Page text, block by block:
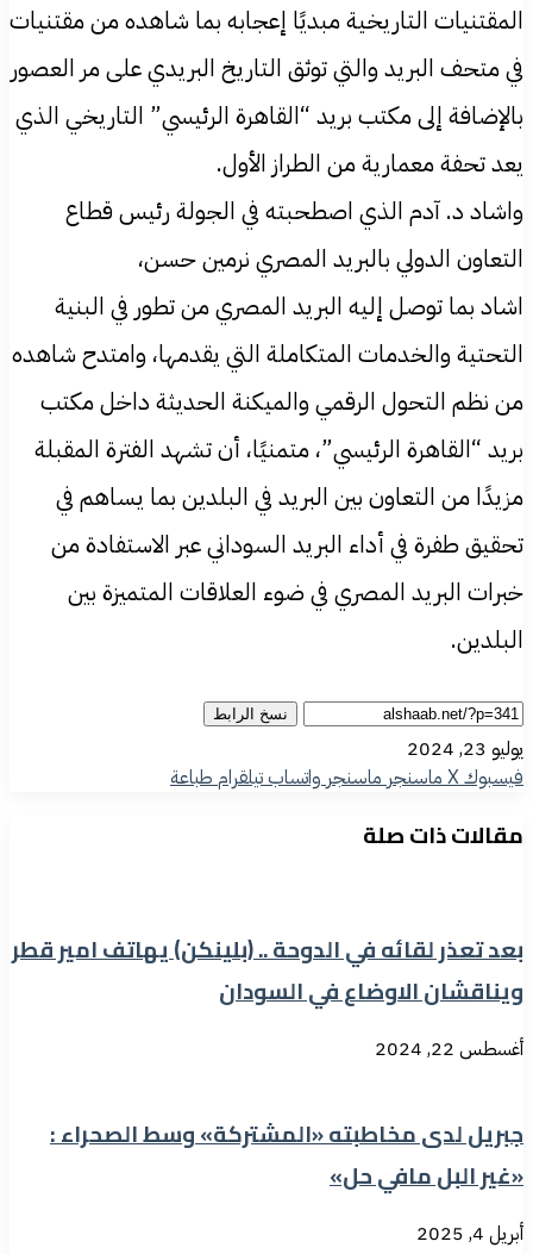
المقتنيات التاريخية مبديًا إعجابه بما شاهده من مقتنيات
في متحف البريد والتي توثق التاريخ البريدي على مر العصور
بالإضافة إلى مكتب بريد “القاهرة الرئيسي” التاريخي الذي
يعد تحفة معمارية من الطراز الأول.
واشاد د. آدم الذي اصطحبته في الجولة رئيس قطاع
التعاون الدولي بالبريد المصري نرمين حسن،
اشاد بما توصل إليه البريد المصري من تطور في البنية
التحتية والخدمات المتكاملة التي يقدمها، وامتدح شاهده
من نظم التحول الرقمي والميكنة الحديثة داخل مكتب
بريد “القاهرة الرئيسي”، متمنيًا، أن تشهد الفترة المقبلة
مزيدًا من التعاون بين البريد في البلدين بما يساهم في
تحقيق طفرة في أداء البريد السوداني عبر الاستفادة من
خبرات البريد المصري في ضوء العلاقات المتميزة بين
البلدين.
نسخ الرابط
يوليو 23, 2024
فيسبوك‫Xماسنجر ماسنجر واتسابتيلقرامطباعة
مقالات ذات صلة
بعد تعذر لقائه في الدوحة .. (بلينكن) يهاتف امير قطر
ويناقشان الاوضاع في السودان
أغسطس 22, 2024
جبريل لدى مخاطبته «المشتركة» وسط الصحراء :
«غير البل مافي حل»
أبريل 4, 2025